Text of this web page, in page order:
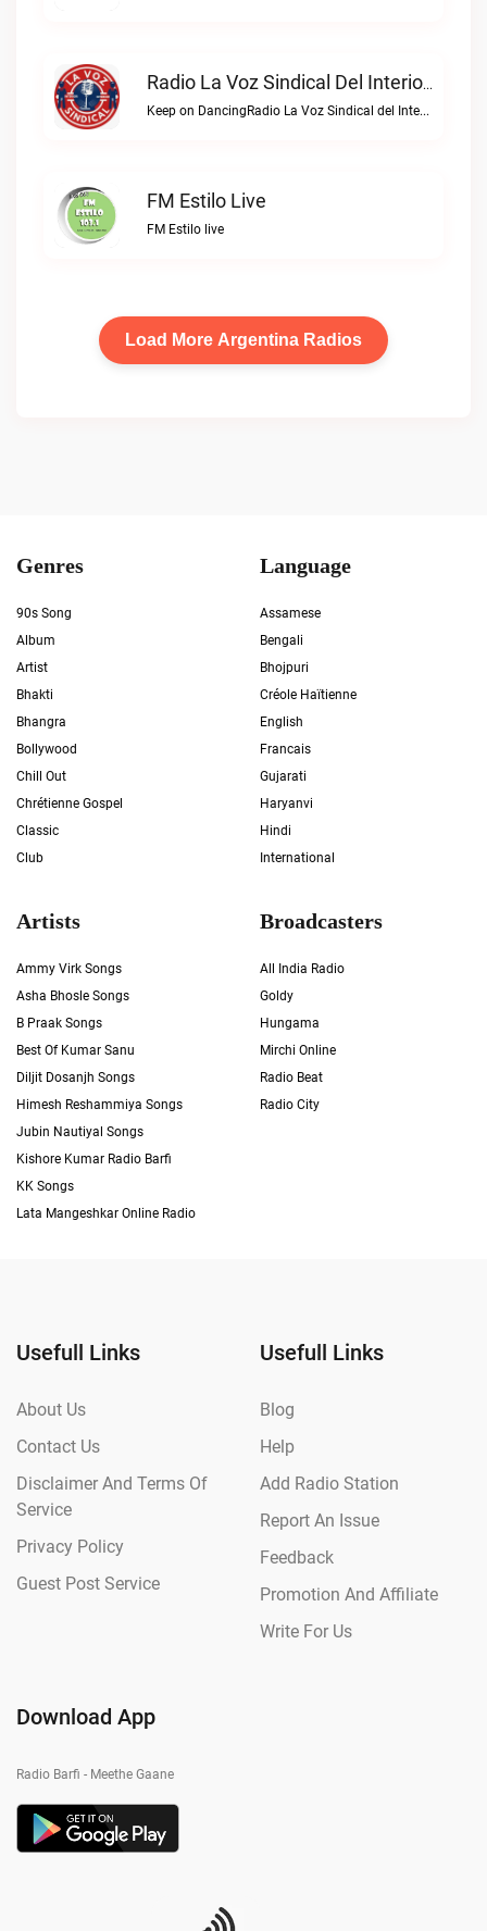
Radio La Voz Sindical Del Interior Live
Keep on DancingRadio La Voz Sindical del Interior live
FM Estilo Live
FM Estilo live
Load More Argentina Radios
Genres
90s Song
Album
Artist
Bhakti
Bhangra
Bollywood
Chill Out
Chrétienne Gospel
Classic
Club
Language
Assamese
Bengali
Bhojpuri
Créole Haïtienne
English
Francais
Gujarati
Haryanvi
Hindi
International
Artists
Ammy Virk Songs
Asha Bhosle Songs
B Praak Songs
Best Of Kumar Sanu
Diljit Dosanjh Songs
Himesh Reshammiya Songs
Jubin Nautiyal Songs
Kishore Kumar Radio Barfi
KK Songs
Lata Mangeshkar Online Radio
Broadcasters
All India Radio
Goldy
Hungama
Mirchi Online
Radio Beat
Radio City
Usefull Links
About Us
Contact Us
Disclaimer And Terms Of
Service
Privacy Policy
Guest Post Service
Usefull Links
Blog
Help
Add Radio Station
Report An Issue
Feedback
Promotion And Affiliate
Write For Us
Download App
Radio Barfi - Meethe Gaane